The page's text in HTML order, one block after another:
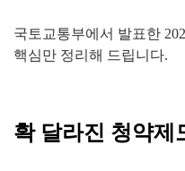
국토교통부에서 발표한
핵심만 정리해 드립니다.
확 달라진 청약제